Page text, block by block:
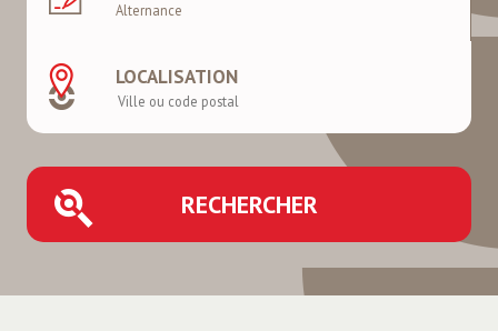
LOCALISATION
RECHERCHER